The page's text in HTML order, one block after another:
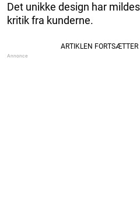
Det unikke design har
kritik fra kunderne.